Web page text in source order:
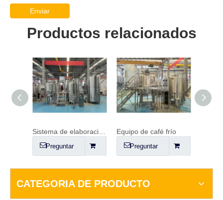
Enviar
Productos relacionados
Preguntar
Equipo de café frío
Preguntar
CATEGORIA DE PRODUCTO